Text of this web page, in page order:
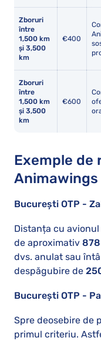
Zboruri
între
1,500 km
și 3,500
km
€400
Zboruri
între
1,500 km
și 3,500
km
€600
Exemple de
Animawings
București OTP -
Distanța cu
de aproximativ
dvs. anulat sau
despăgubire de
București OTP -
Spre deosebire de
primul criteriu.